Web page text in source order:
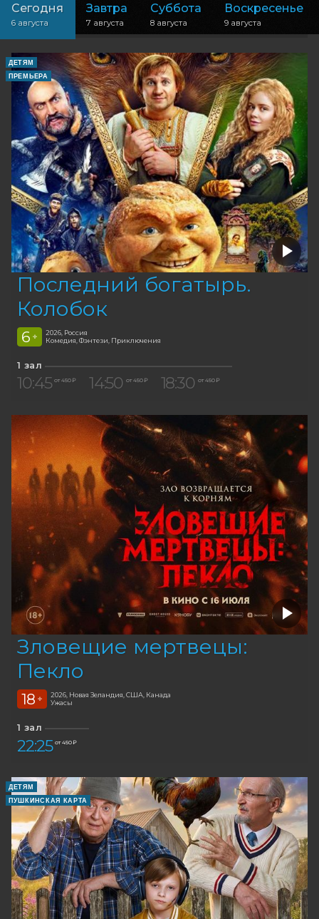
Сегодня
6 августа
Завтра
7 августа
Суббота
8 августа
Воскресенье
9 августа
ДЕТЯМ
ПРЕМЬЕРА
Последний богатырь.
Колобок
6 +
2026, Россия
Комедия, Фэнтези, Приключения
1 зал
10:45 от 450 ₽ 14:50 от 450 ₽ 18:30 от 450 ₽
Зловещие мертвецы:
Пекло
18 +
2026, Новая Зеландия, США, Канада
Ужасы
1 зал
22:25 от 450 ₽
ДЕТЯМ
ПУШКИНСКАЯ КАРТА